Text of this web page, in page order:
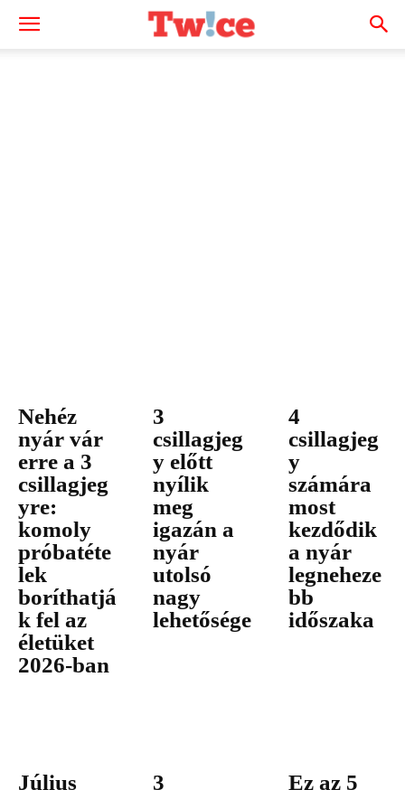
Nehéz
nyár vár
erre a 3
csillagjeg
yre:
komoly
próbatéte
lek
boríthatjá
k fel az
életüket
2026-ban
3
csillagjeg
y előtt
nyílik
meg
igazán a
nyár
utolsó
nagy
lehetősége
4
csillagjeg
y
számára
most
kezdődik
a nyár
legneheze
bb
időszaka
Július
3
Ez az 5